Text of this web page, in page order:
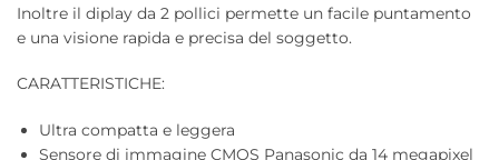
Inoltre il diplay da 2 pollici permette un facile puntamento
e una visione rapida e precisa del soggetto.
CARATTERISTICHE:
Ultra compatta e leggera
Sensore di immagine CMOS Panasonic da 14 megapixel